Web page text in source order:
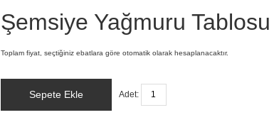
Şemsiye Yağmuru Tablosu
Toplam fiyat, seçtiğiniz ebatlara göre otomatik olarak hesaplanacaktır.
Sepete Ekle Adet: